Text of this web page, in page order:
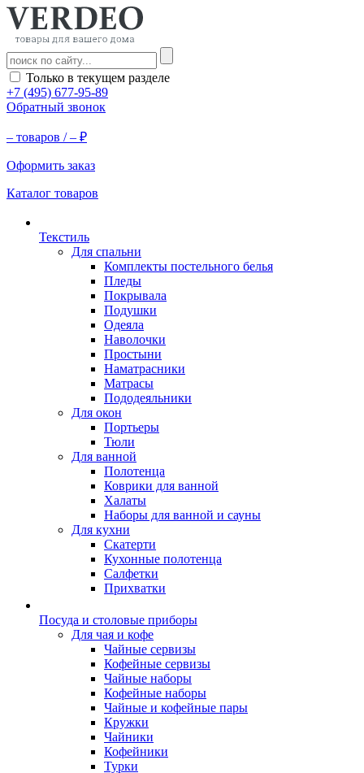
Только в текущем разделе
+7 (495) 677-95-89
Обратный звонок
– товаров /– ₽
Оформить заказ
Каталог товаров
Текстиль
Для спальни
Комплекты постельного белья
Пледы
Покрывала
Подушки
Одеяла
Наволочки
Простыни
Наматрасники
Матрасы
Пододеяльники
Для окон
Портьеры
Тюли
Для ванной
Полотенца
Коврики для ванной
Халаты
Наборы для ванной и сауны
Для кухни
Скатерти
Кухонные полотенца
Салфетки
Прихватки
Посуда и столовые приборы
Для чая и кофе
Чайные сервизы
Кофейные сервизы
Чайные наборы
Кофейные наборы
Чайные и кофейные пары
Кружки
Чайники
Кофейники
Турки